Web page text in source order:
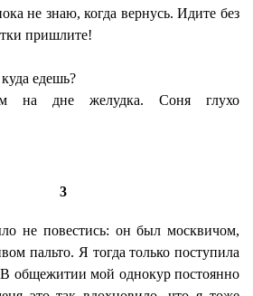
не знаю, когда вернусь. Идите без
пришлите!
едешь?
на дне желудка. Соня глухо
3
не повестись: он был москвичом,
пальто. Я тогда только поступила
общежитии мой однокур постоянно